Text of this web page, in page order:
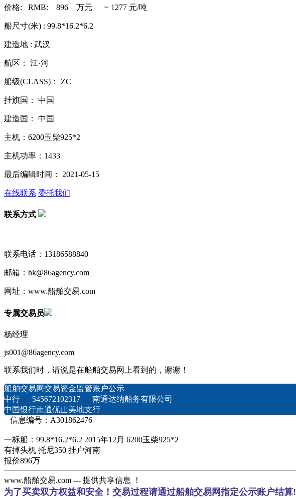
价格: RMB: 896 万元 ~ 1277 元/吨
船尺寸(米) : 99.8*16.2*6.2
建造地 : 武汉
航区： 江·河
船级(CLASS)： ZC
挂旗国： 中国
建造国： 中国
主机：6200玉柴925*2
主机功率：1433
最后编辑时间： 2021-05-15
在线联系 委托我们
联系方式
联系电话：13186588840
邮箱：hk@86agency.com
网址：www.船舶交易.com
专属交易员
杨经理
js001@86agency.com
联系我们时，请说是在船舶交易网上看到的，谢谢！
船舶交易网交易资金监管账户公示
中行 545672102317 南通达纳船务有限公司
中国银行南通优山美地支行
信息编号：A301862476
一标船：99.8*16.2*6.2 2015年12月 6200玉柴925*2
有掉头机 托尼350 挂户河南
报价896万
www.船舶交易.com --- 提供共享信息 ！
为了买卖双方权益和安全！交易过程请通过船舶交易网指定公示账户结算!